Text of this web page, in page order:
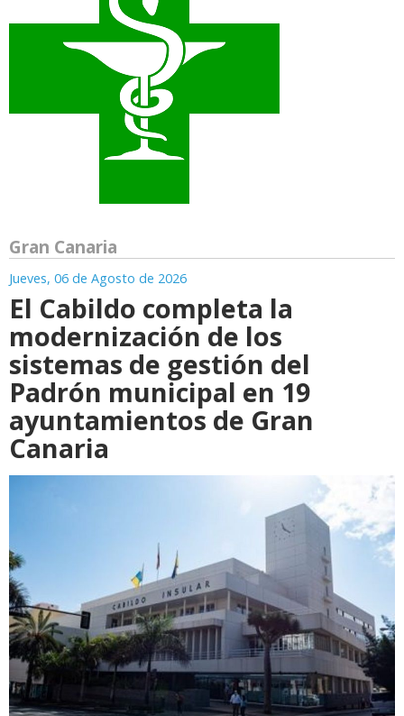
Gran Canaria
Jueves, 06 de Agosto de 2026
El Cabildo completa la
modernización de los
sistemas de gestión del
Padrón municipal en 19
ayuntamientos de Gran
Canaria